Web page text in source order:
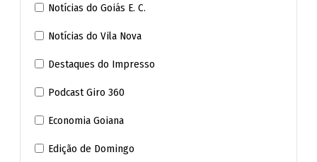
Debray lançou no ano passado "Riens", nadas; neste,
"Tout", tudo. Diz no primeiro: "Muito decepcionante, uma
No outro: "Sem querer abusar dos privilégios da idade, um
velho babaca nascido em 1940 tem uma vantagem sobre
os jovens: ter vivido duas vidas pelo preço de uma".
Notícias do Goiás E. C.
Notícias do Vila Nova
Destaques do Impresso
Podcast Giro 360
Economia Goiana
Edição de Domingo